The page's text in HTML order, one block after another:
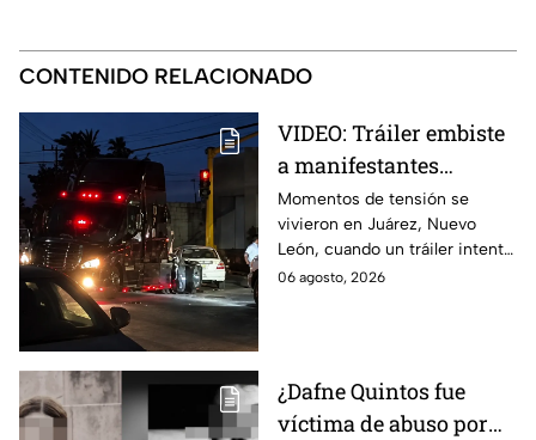
CONTENIDO RELACIONADO
VIDEO: Tráiler embiste
a manifestantes
durante bloqueo en
Juárez
Momentos de tensión se
vivieron en Juárez, Nuevo
León, cuando un tráiler intentó
embestir a manifestantes que
06 agosto, 2026
¿Dafne Quintos fue
víctima de abuso por